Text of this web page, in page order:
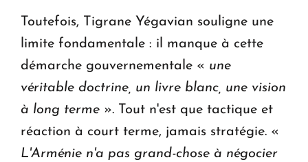
Toutefois, Tigrane Yégavian souligne une
limite fondamentale : il manque à cette
démarche gouvernementale « une
véritable doctrine, un livre blanc, une vision
à long terme ». Tout n'est que tactique et
réaction à court terme, jamais stratégie. «
L'Arménie n'a pas grand-chose à négocier